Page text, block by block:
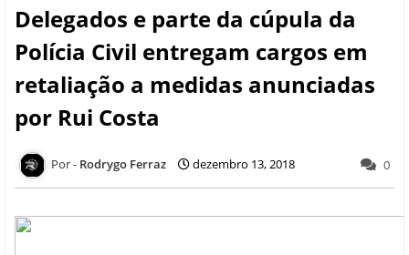
Delegados e parte da cúpula da
Polícia Civil entregam cargos em
retaliação a medidas anunciadas
por Rui Costa
Rodrygo Ferraz dezembro 13, 2018 0